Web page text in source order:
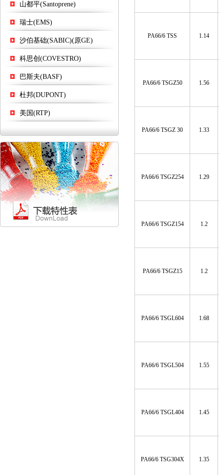
山都平(Santoprene)
瑞士(EMS)
沙伯基础(SABIC)(原GE)
科思创(COVESTRO)
巴斯夫(BASF)
杜邦(DUPONT)
美国(RTP)
PA66/6 TSS 1.14
PA66/6 TSGZ50 1.56
PA66/6 TSGZ 30 1.33
PA66/6 TSGZ254 1.29
PA66/6 TSGZ154 1.2
PA66/6 TSGZ15 1.2
PA66/6 TSGL604 1.68
PA66/6 TSGL504 1.55
PA66/6 TSGL404 1.45
PA66/6 TSG304X 1.35